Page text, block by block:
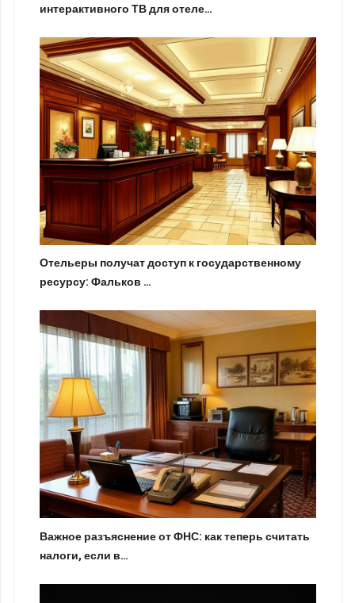
интерактивного ТВ для отеле…
Отельеры получат доступ к государственному
ресурсу: Фальков …
Важное разъяснение от ФНС: как теперь считать
налоги, если в…